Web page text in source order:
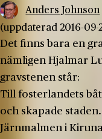
Anders Johnson
(uppdaterad 2016-09-
Det finns bara en
nämligen Hjalmar
gravstenen står:
Till fosterlandets
och skapade staden.
Järnmalmen i